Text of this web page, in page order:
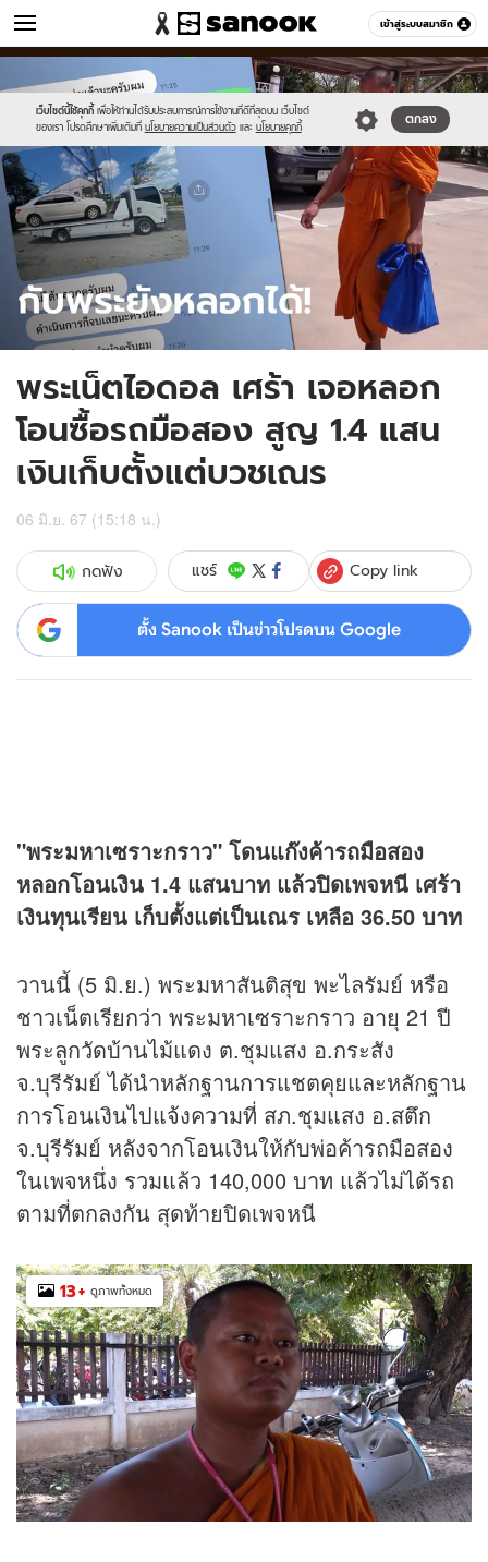
เข้าสู่ระบบสมาชิก
ข่าว หมวดอื่นๆ
เว็บไซต์นี้ใช้คุกกี้ เพื่อให้ท่านได้รับประสบการณ์การใช้งานที่ดีที่สุดบน เว็บไซต์
ของเรา โปรดศึกษาเพิ่มเติมที่ นโยบายความเป็นส่วนตัว และ นโยบายคุกกี้
ตกลง
//s.isanook.com/sr/0/images/logo-
new-
sanook.png
//s.isanook.com/ns/0/ud/1884/9420430/
พระเน็ตไอดอล เศร้า เจอหลอก
โอนซื้อรถมือสอง สูญ 1.4 แสน
เงินเก็บตั้งแต่บวชเณร
06 มิ.ย. 67 (15:18 น.)
กดฟัง แชร์ Copy link
ตั้ง Sanook เป็นข่าวโปรดบน Google
"พระมหาเซราะกราว" โดนแก๊งค้ารถมือสอง
หลอกโอนเงิน 1.4 แสนบาท แล้วปิดเพจหนี เศร้า
เงินทุนเรียน เก็บตั้งแต่เป็นเณร เหลือ 36.50 บาท
วานนี้ (5 มิ.ย.) พระมหาสันติสุข พะไลรัมย์ หรือ
ชาวเน็ตเรียกว่า พระมหาเซราะกราว อายุ 21 ปี
พระลูกวัดบ้านไม้แดง ต.ชุมแสง อ.กระสัง
จ.บุรีรัมย์ ได้นำหลักฐานการแชตคุยและหลักฐาน
การโอนเงินไปแจ้งความที่ สภ.ชุมแสง อ.สตึก
จ.บุรีรัมย์ หลังจากโอนเงินให้กับพ่อค้ารถมือสอง
ในเพจหนึ่ง รวมแล้ว 140,000 บาท แล้วไม่ได้รถ
ตามที่ตกลงกัน สุดท้ายปิดเพจหนี
13+ ดูภาพทั้งหมด